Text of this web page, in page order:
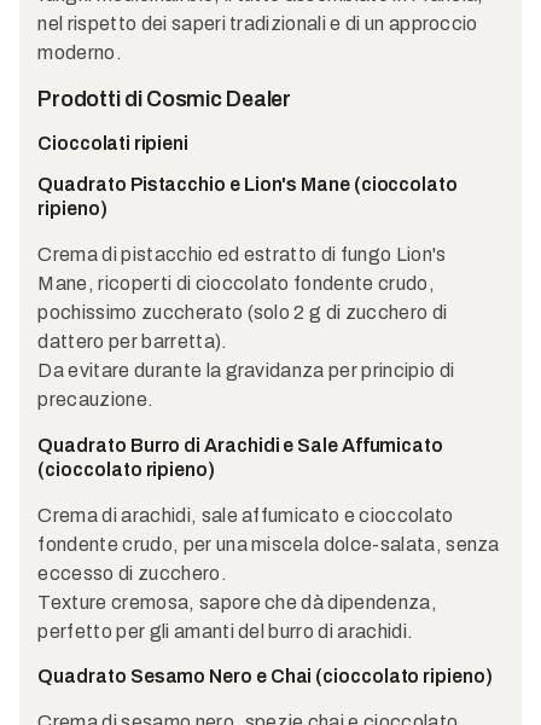
nel rispetto dei saperi tradizionali e di un approccio
moderno.
Prodotti di Cosmic Dealer
Cioccolati ripieni
Quadrato Pistacchio e Lion's Mane (cioccolato
ripieno)
Crema di pistacchio ed estratto di fungo Lion's
Mane, ricoperti di cioccolato fondente crudo,
pochissimo zuccherato (solo 2 g di zucchero di
dattero per barretta).
Da evitare durante la gravidanza per principio di
precauzione.
Quadrato Burro di Arachidi e Sale Affumicato
(cioccolato ripieno)
Crema di arachidi, sale affumicato e cioccolato
fondente crudo, per una miscela dolce-salata, senza
eccesso di zucchero.
Texture cremosa, sapore che dà dipendenza,
perfetto per gli amanti del burro di arachidi.
Quadrato Sesamo Nero e Chai (cioccolato ripieno)